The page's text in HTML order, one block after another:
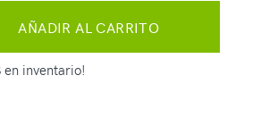
AÑADIR AL CARRITO
en inventario!